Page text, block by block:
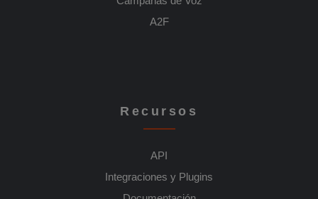
A2F
Recursos
API
Integraciones y Plugins